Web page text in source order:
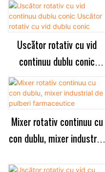
Uscător rotativ cu vid
continuu dublu conic
Uscător rotativ cu vid
dublu conic
Mixer rotativ continuu cu
con dublu, mixer industrial